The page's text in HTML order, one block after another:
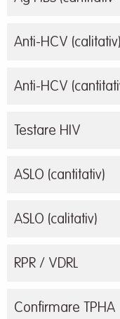
Anti-HCV (calitativ)
Anti-HCV
Testare HIV
ASLO (cantitativ)
ASLO (calitativ)
RPR / VDRL
Confirmare TPHA